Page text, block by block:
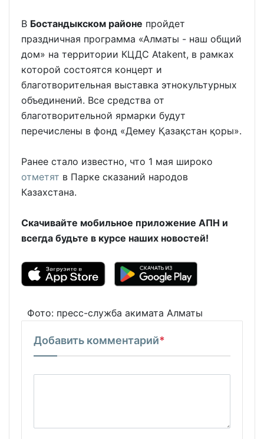
В Бостандыкском районе пройдет
праздничная программа «Алматы - наш общий
дом» на территории КЦДС Atakent, в рамках
которой состоятся концерт и
благотворительная выставка этнокультурных
объединений. Все средства от
благотворительной ярмарки будут
перечислены в фонд «Демеу Қазақстан қоры».
Ранее стало известно, что 1 мая широко
отметят в Парке сказаний народов
Казахстана.
Скачивайте мобильное приложение АПН и
всегда будьте в курсе наших новостей!
Фото: пресс-служба акимата Алматы
Добавить комментарий*